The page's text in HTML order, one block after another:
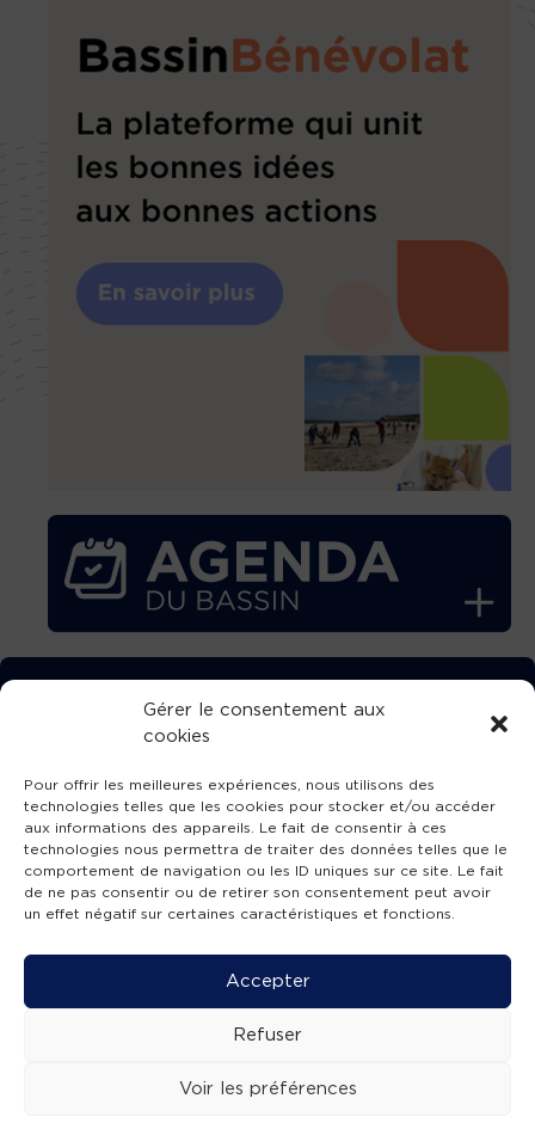
Gérer le consentement aux
cookies
Pour offrir les meilleures expériences, nous utilisons des
technologies telles que les cookies pour stocker et/ou accéder
aux informations des appareils. Le fait de consentir à ces
technologies nous permettra de traiter des données telles que le
comportement de navigation ou les ID uniques sur ce site. Le fait
de ne pas consentir ou de retirer son consentement peut avoir
un effet négatif sur certaines caractéristiques et fonctions.
Accepter
Refuser
Voir les préférences
TÉLÉCHARGEZ GRATUITEMENT
L’APPLICATION TVBA !
SUIVEZ-NOUS !
Mentions légales -Accessibilité